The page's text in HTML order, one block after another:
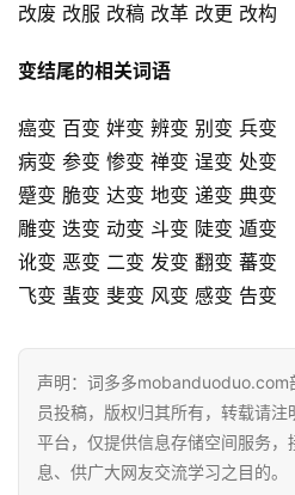
改废 改服 改稿 改革 改更 改构
变结尾的相关词语
癌变 百变 姅变 辨变 别变 兵变
病变 参变 惨变 禅变 逞变 处变
蹙变 脆变 达变 地变 递变 典变
雕变 迭变 动变 斗变 陡变 遁变
讹变 恶变 二变 发变 翻变 蕃变
飞变 蜚变 斐变 风变 感变 告变
声明：词多多mobanduoduo.com
员投稿，版权归其所有，转载请
平台，仅提供信息存储空间服务
息、供广大网友交流学习之目的。